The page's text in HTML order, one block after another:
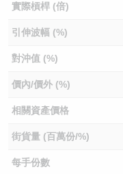
實際槓桿 (倍)
引伸波幅 (%)
對沖值 (%)
價內/價外 (%)
相關資產價格
街貨量 (百萬份/%)
每手份數